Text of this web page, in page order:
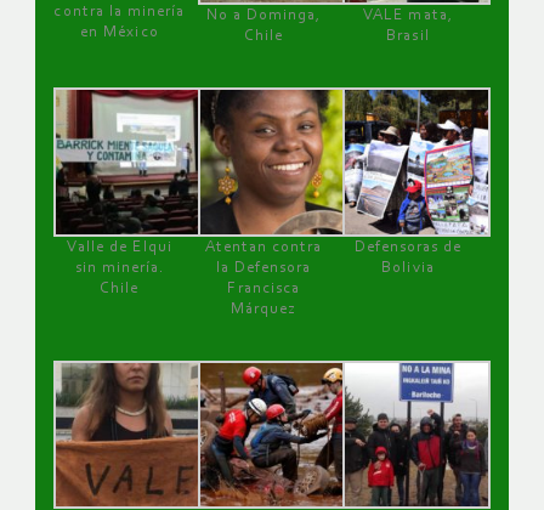
contra la minería
en México
No a Dominga,
Chile
VALE mata,
Brasil
Valle de Elqui
sin minería.
Chile
Atentan contra
la Defensora
Francisca
Márquez
Defensoras de
Bolivia